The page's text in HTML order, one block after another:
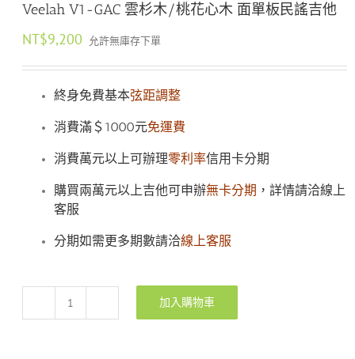
Veelah V1-GAC 雲杉木/桃花心木 面單板民謠吉他
NT$9,200 允許無庫存下單
終身免費基本弦距調整
消費滿＄1000元免運費
消費萬元以上可辦理零利率信用卡分期
購買兩萬元以上吉他可申辦無卡分期 ，詳情請洽線上
客服
分期如需更多期數請洽線上客服
Veelah
加入購物車